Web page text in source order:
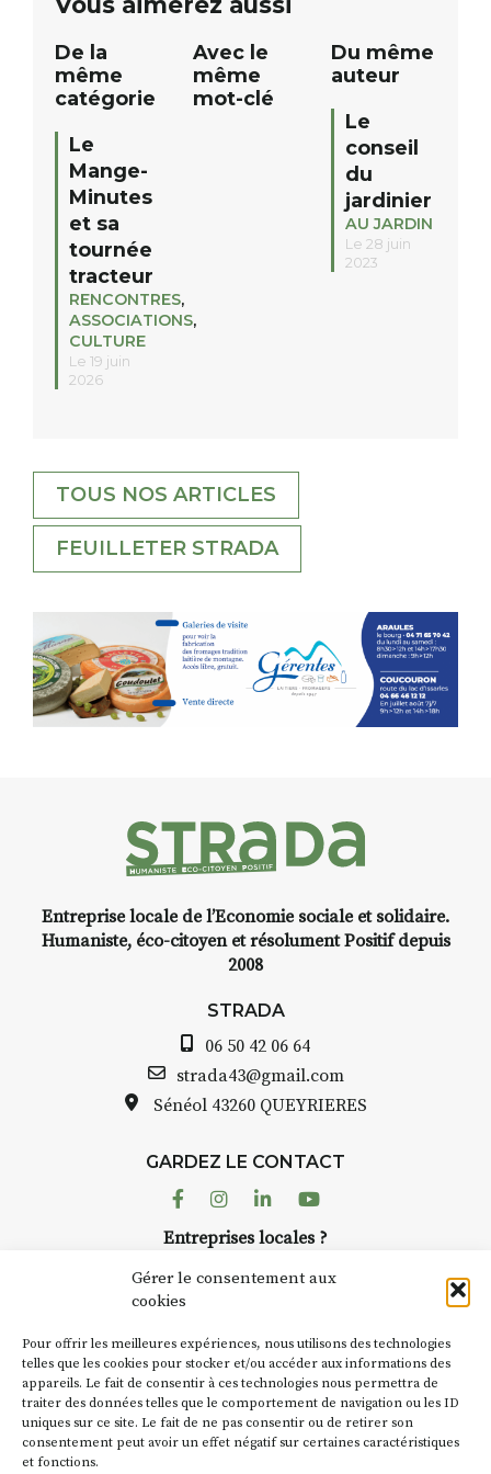
Gérer le consentement aux
cookies
Pour offrir les meilleures expériences, nous utilisons des technologies
telles que les cookies pour stocker et/ou accéder aux informations des
appareils. Le fait de consentir à ces technologies nous permettra de
traiter des données telles que le comportement de navigation ou les ID
uniques sur ce site. Le fait de ne pas consentir ou de retirer son
consentement peut avoir un effet négatif sur certaines caractéristiques
et fonctions.
cours d’eau, le vent. S’appuyer sur
retombées […]
De la
même
catégorie
Le
Mange-
Minutes
et sa
tournée
tracteur
RENCONTRES,
ASSOCIATIONS,
CULTURE
Le 19 juin
2026
Avec le
même
mot-clé
Du même
auteur
Le
conseil
du
jardinier
AU JARDIN
Le 28 juin
2023
TOUS NOS ARTICLES
FEUILLETER STRADA
Entreprise locale de l’Economie sociale et solidaire.
Humaniste, éco-citoyen et résolument Positif depuis
2008
STRADA
06 50 42 06 64
strada43@gmail.com
Sénéol 43260 QUEYRIERES
GARDEZ LE CONTACT
FacebookInstagram
LinkedinYoutube
Entreprises locales ?
Suivez toute l'actu de Strada